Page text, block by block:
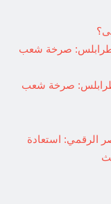
طرابلس: صرخة شعب
طرابلس: صرخة شعب
الرقمي: استعادة